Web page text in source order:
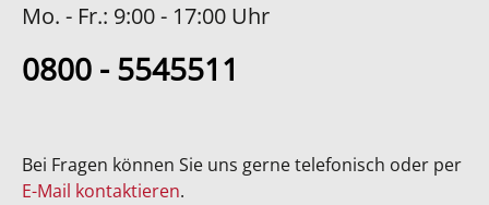
Mo. - Fr.: 9:00 - 17:00 Uhr
0800 - 5545511
Bei Fragen können Sie uns gerne telefonisch oder per
E-Mail kontaktieren.